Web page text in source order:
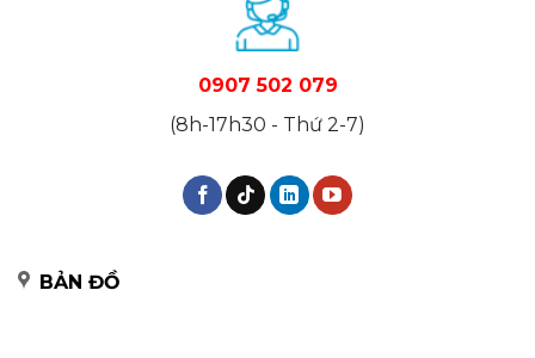
0907 502 079
(8h-17h30 - Thứ 2-7)
BẢN ĐỒ